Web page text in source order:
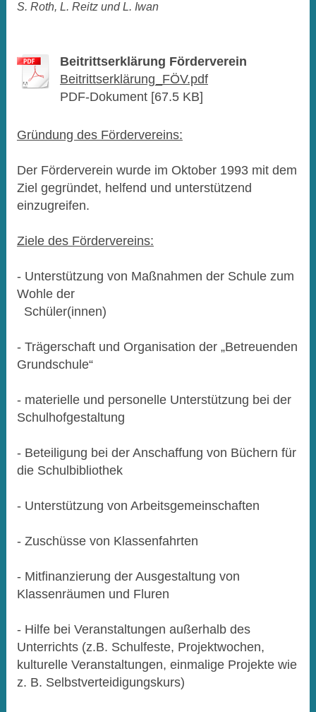
S. Roth, L. Reitz und L. Iwan
Beitrittserklärung Förderverein
Beitrittserklärung_FÖV.pdf
PDF-Dokument [67.5 KB]
Gründung des Fördervereins:
Der Förderverein wurde im Oktober 1993 mit dem
Ziel gegründet, helfend und unterstützend
einzugreifen.
Ziele des Fördervereins:
- Unterstützung von Maßnahmen der Schule zum
Wohle der
Schüler(innen)
- Trägerschaft und Organisation der „Betreuenden
Grundschule“
- materielle und personelle Unterstützung bei der
Schulhofgestaltung
- Beteiligung bei der Anschaffung von Büchern für
die Schulbibliothek
- Unterstützung von Arbeitsgemeinschaften
- Zuschüsse von Klassenfahrten
- Mitfinanzierung der Ausgestaltung von
Klassenräumen und Fluren
- Hilfe bei Veranstaltungen außerhalb des
Unterrichts (z.B. Schulfeste, Projektwochen,
kulturelle Veranstaltungen, einmalige Projekte wie
z. B. Selbstverteidigungskurs)